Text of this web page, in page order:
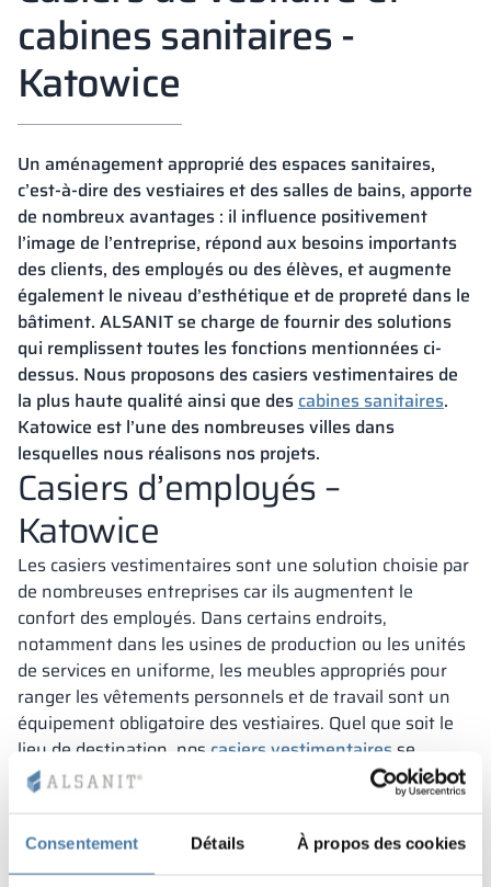
Consentement Détails À propos des cookies
cabines sanitaires -
Katowice
Un aménagement approprié des espaces sanitaires,
c’est-à-dire des vestiaires et des salles de bains, apporte
de nombreux avantages : il influence positivement
l’image de l’entreprise, répond aux besoins importants
des clients, des employés ou des élèves, et augmente
également le niveau d’esthétique et de propreté dans le
bâtiment. ALSANIT se charge de fournir des solutions
qui remplissent toutes les fonctions mentionnées ci-
dessus. Nous proposons des casiers vestimentaires de
la plus haute qualité ainsi que descabines sanitaires.
Katowice est l’une des nombreuses villes dans
lesquelles nous réalisons nos projets.
Casiers d’employés –
Katowice
Les casiers vestimentaires sont une solution choisie par
de nombreuses entreprises car ils augmentent le
confort des employés. Dans certains endroits,
notamment dans les usines de production ou les unités
de services en uniforme, les meubles appropriés pour
ranger les vêtements personnels et de travail sont un
équipement obligatoire des vestiaires. Quel que soit le
lieu de destination, nos casiers vestimentaires se
distinguent par :
une construction adaptée à la taille du vestiaire –
nous fabriquons des meubles sur mesure,
un équipement complet sous forme d’